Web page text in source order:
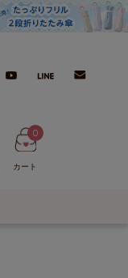
カート
0